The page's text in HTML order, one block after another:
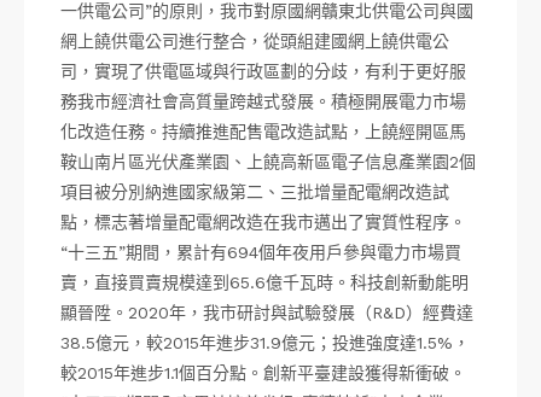
一供電公司”的原則，我市對原國網贛東北供電公司與國
網上饒供電公司進行整合，從頭組建國網上饒供電公
司，實現了供電區域與行政區劃的分歧，有利于更好服
務我市經濟社會高質量跨越式發展。積極開展電力市場
化改造任務。持續推進配售電改造試點，上饒經開區馬
鞍山南片區光伏產業園、上饒高新區電子信息產業園2個
項目被分別納進國家級第二、三批增量配電網改造試
點，標志著增量配電網改造在我市邁出了實質性程序。
“十三五”期間，累計有694個年夜用戶參與電力市場買
賣，直接買賣規模達到65.6億千瓦時。科技創新動能明
顯晉陞。2020年，我市研討與試驗發展（R&D）經費達
38.5億元，較2015年進步31.9億元；投進強度達1.5%，
較2015年進步1.1個百分點。創新平臺建設獲得新衝破。